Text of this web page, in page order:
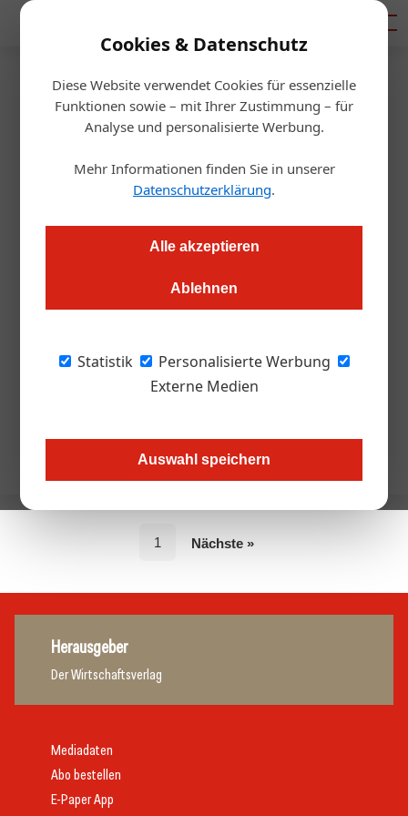
Cookies & Datenschutz
Diese Website verwendet Cookies für essenzielle
Funktionen sowie – mit Ihrer Zustimmung – für
Analyse und personalisierte Werbung.
Mehr Informationen finden Sie in unserer
Datenschutzerklärung.
Alle akzeptieren
Ablehnen
Statistik
Personalisierte Werbung
Externe Medien
Auswahl speichern
Artikel von Von:
Redaktion Automotive
Von: Redaktion Automotive
1 Nächste »
Herausgeber
Der Wirtschaftsverlag
Mediadaten
Abo bestellen
E-Paper App